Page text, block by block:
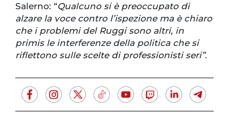
Salerno: “Qualcuno si è preoccupato di
alzare la voce contro l’ispezione ma è chiaro
che i problemi del Ruggi sono altri, in
primis le interferenze della politica che si
riflettono sulle scelte di professionisti seri”.